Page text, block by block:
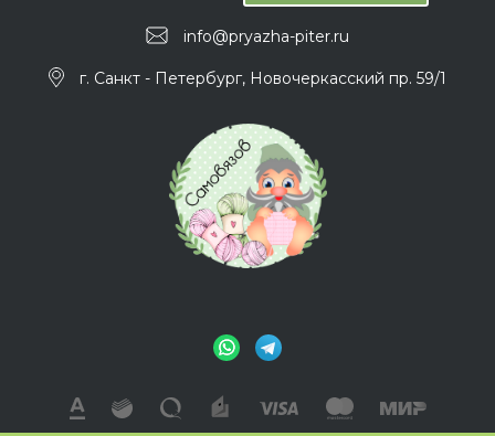
info@pryazha-piter.ru
г. Санкт - Петербург, Новочеркасский пр. 59/1